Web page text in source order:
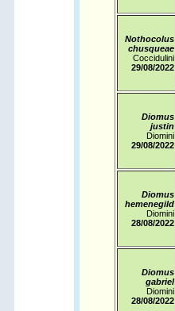
Nothocolus
chusqueae
Coccidulini
29/08/2022
Diomus
justin
Diomini
29/08/2022
Diomus
hemenegild
Diomini
28/08/2022
Diomus
gabriel
Diomini
28/08/2022